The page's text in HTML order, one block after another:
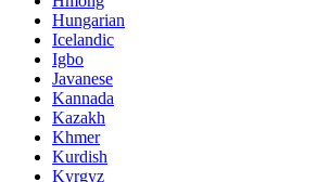
Hungarian
Icelandic
Igbo
Javanese
Kannada
Kazakh
Khmer
Kurdish
Kyrgyz